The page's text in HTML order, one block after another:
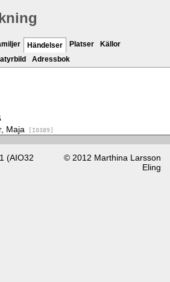
Händelser Platser
Källor
Adressbok
Maja [I0389]
(AIO32
© 2012 Marthina Larsson
Eling